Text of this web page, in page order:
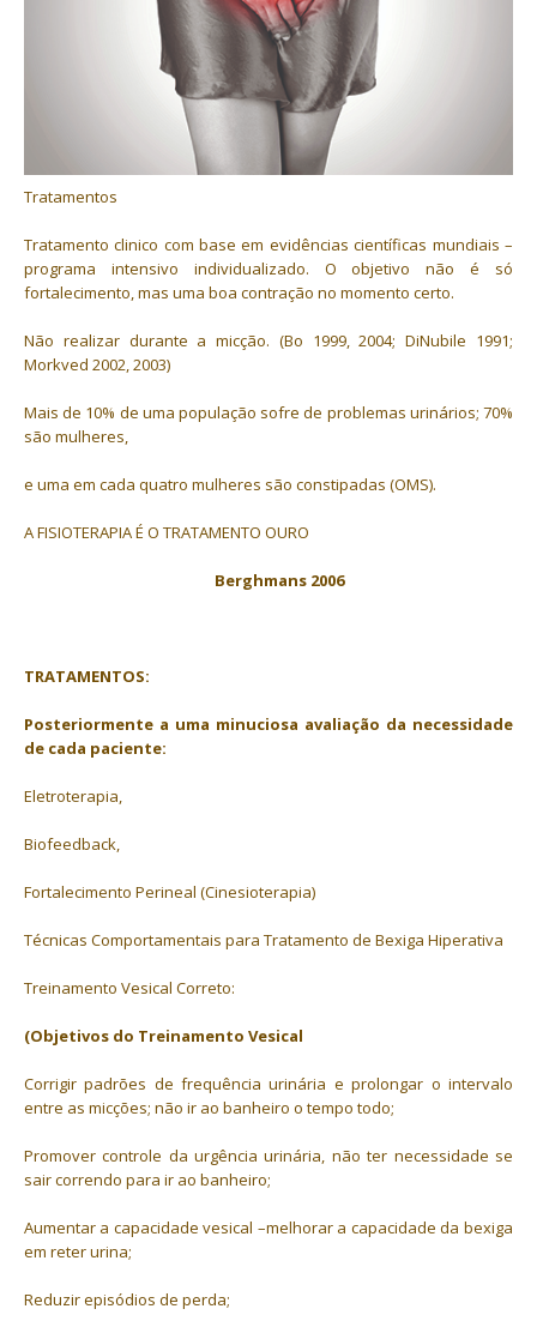
Tratamentos
Tratamento clinico com base em evidências científicas mundiais –
programa intensivo individualizado. O objetivo não é só
fortalecimento, mas uma boa contração no momento certo.
Não realizar durante a micção. (Bo 1999, 2004; DiNubile 1991;
Morkved 2002, 2003)
Mais de 10% de uma população sofre de problemas urinários; 70%
são mulheres,
e uma em cada quatro mulheres são constipadas (OMS).
A FISIOTERAPIA É O TRATAMENTO OURO
Berghmans 2006
TRATAMENTOS:
Posteriormente a uma minuciosa avaliação da necessidade
de cada paciente:
Eletroterapia,
Biofeedback,
Fortalecimento Perineal (Cinesioterapia)
Técnicas Comportamentais para Tratamento de Bexiga Hiperativa
Treinamento Vesical Correto:
(Objetivos do Treinamento Vesical
Corrigir padrões de frequência urinária e prolongar o intervalo
entre as micções; não ir ao banheiro o tempo todo;
Promover controle da urgência urinária, não ter necessidade se
sair correndo para ir ao banheiro;
Aumentar a capacidade vesical –melhorar a capacidade da bexiga
em reter urina;
Reduzir episódios de perda;